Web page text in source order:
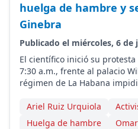
huelga de hambre y
Ginebra
Publicado el miércoles, 6 de
El científico inició su
7:30 a.m., frente al palacio
régimen de La Habana
Ariel Ruiz Urquiola
Huelga de hambre